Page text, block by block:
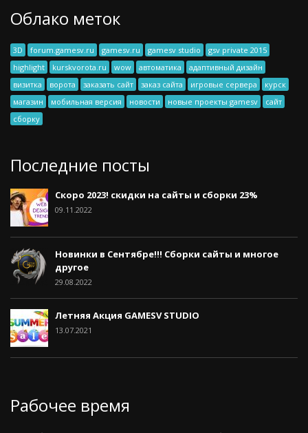
Облако меток
3D forum.gamesv.ru gamesv.ru gamesv studio
gsv private 2015
highlight
kurskvorota.ru wow автоматика
адаптивный дизайн
визитка
ворота заказать сайт заказ сайта игровые сервера
курск
магазин
мобильная версия новости новые проекты gamesv
сайт
сборку
Последние посты
Скоро 2023! скидки на сайты и сборки 23%
09.11.2022
Новинки в Сентябре!!! Сборки сайты и многое
другое
29.08.2022
Летняя Акция GAMESV STUDIO
13.07.2021
Рабочее время